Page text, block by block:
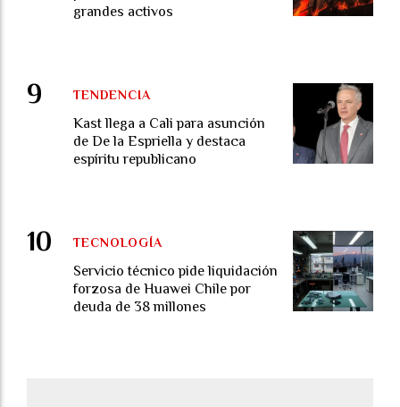
grandes activos
Kast llega a Cali para asunción
de De la Espriella y destaca
espíritu republicano
TENDENCIA
Servicio técnico pide liquidación
forzosa de Huawei Chile por
deuda de 38 millones
TECNOLOGÍA